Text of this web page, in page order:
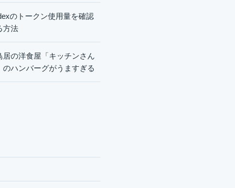
のトークン使用量を確認
方法
居の洋食屋「キッチンさん
のハンバーグがうますぎる